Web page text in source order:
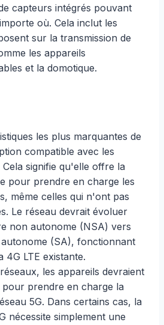
capteurs intégrés pouvant
où. Cela inclut les
sur la transmission de
les appareils
et la domotique.
les plus marquantes de
compatible avec les
signifie qu'elle offre la
pour prendre en charge les
même celles qui n'ont pas
Le réseau devrait évoluer
non autonome (NSA) vers
(SA), fonctionnant
4G LTE existante.
les appareils devraient
prendre en charge la
5G. Dans certains cas, la
nécessite simplement une